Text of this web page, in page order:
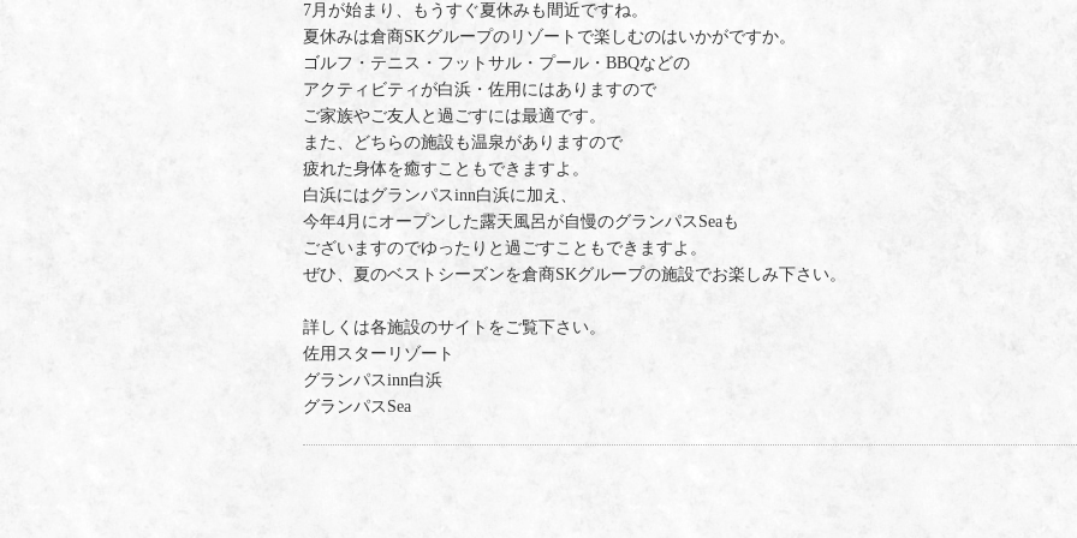
7月が始まり、もうすぐ夏休みも間近ですね。
夏休みは倉商SKグループのリゾートで楽しむのはいかがですか。
ゴルフ・テニス・フットサル・プール・BBQなどの
アクティビティが白浜・佐用にはありますので
ご家族やご友人と過ごすには最適です。
また、どちらの施設も温泉がありますので
疲れた身体を癒すこともできますよ。
白浜にはグランパスinn白浜に加え、
今年4月にオープンした露天風呂が自慢のグランパスSeaも
ございますのでゆったりと過ごすこともできますよ。
ぜひ、夏のベストシーズンを倉商SKグループの施設でお楽しみ下さい。
詳しくは各施設のサイトをご覧下さい。
佐用スターリゾート
グランパスinn白浜
グランパスSea